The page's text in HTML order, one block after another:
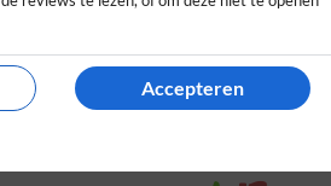
het huisje voldeed
Accepteren